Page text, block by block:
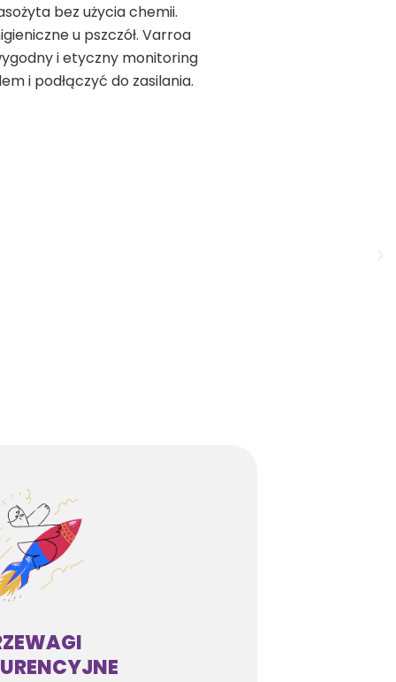
bez użycia chemii.
u pszczół. Varroa
i etyczny monitoring
i podłączyć do zasilania.